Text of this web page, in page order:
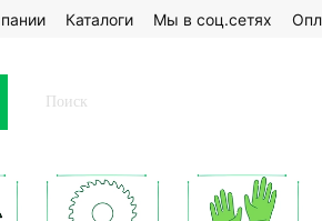
Каталоги Мы в соц.сетях